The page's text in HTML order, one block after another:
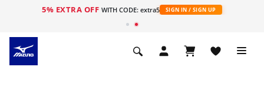
5% EXTRA OFF WITH CODE: extra5 SIGN IN / SIGN UP